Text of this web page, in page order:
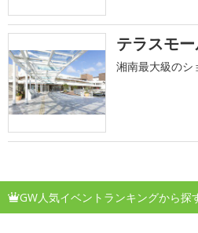
テラスモ
湘南最大級のシ
GW人気イベントランキングから探